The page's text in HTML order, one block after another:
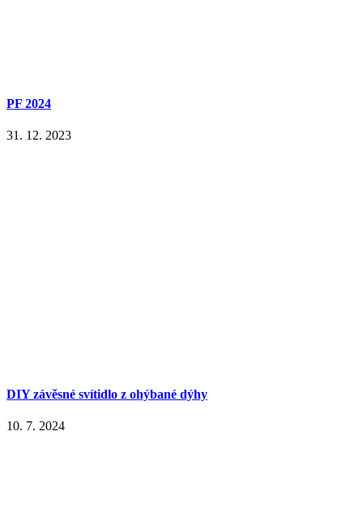
PF 2024
31. 12. 2023
DIY závěsné svítidlo z ohýbané dýhy
10. 7. 2024